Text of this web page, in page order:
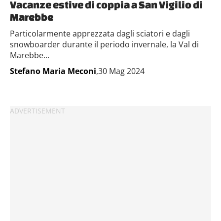
Vacanze estive di coppia a San Vigilio di
Marebbe
Particolarmente apprezzata dagli sciatori e dagli
snowboarder durante il periodo invernale, la Val di
Marebbe...
Stefano Maria Meconi,30 Mag 2024